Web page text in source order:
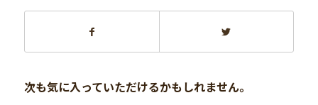
次も気に入っていただけるかもしれません。